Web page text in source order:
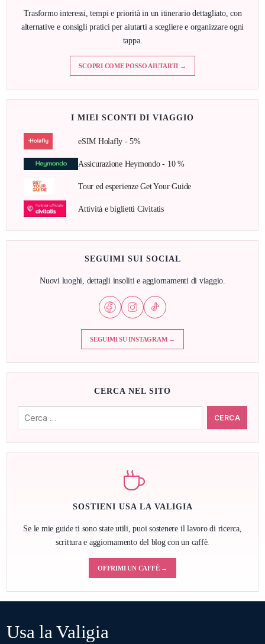
Trasformo interessi, tempi e priorità in un itinerario dettagliato, con
alternative e consigli pratici per aiutarti a scegliere e organizzare ogni
tappa.
SCOPRI COME POSSO AIUTARTI →
I MIEI SCONTI DI VIAGGIO
eSIM Holafly - 5%
Assicurazione Heymondo - 10 %
Tour ed esperienze Get Your Guide
Attività e biglietti Civitatis
SEGUIMI SUI SOCIAL
Nuovi luoghi, dettagli insoliti e aggiornamenti di viaggio.
SEGUIMI SU INSTAGRAM →
CERCA NEL SITO
SOSTIENI USA LA VALIGIA
Se le mie guide ti sono state utili, puoi sostenere il lavoro di ricerca,
scrittura e aggiornamento del blog con un caffè.
OFFRIMI UN CAFFÈ →
Usa la Valigia